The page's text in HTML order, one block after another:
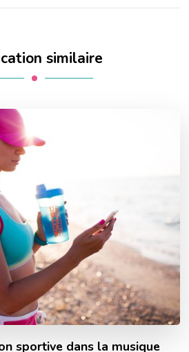
similaire
sportive dans la musique